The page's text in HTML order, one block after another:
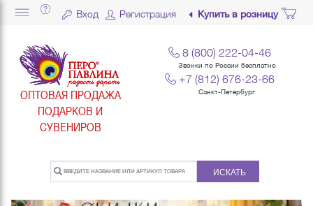
Вход Регистрация Купить в розницу
ОПТОВАЯ ПРОДАЖА
ПОДАРКОВ И
СУВЕНИРОВ
8 (800) 222-04-46
Звонки по России бесплатно
+7 (812) 676-23-66
Санкт-Петербург
ИСКАТЬ